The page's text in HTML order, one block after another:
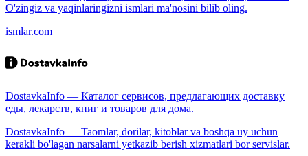
O'zingiz va yaqinlaringizni ismlari ma'nosini bilib oling.
ismlar.com
DostavkaInfo — Каталог сервисов, предлагающих доставку
еды, лекарств, книг и товаров для дома.
DostavkaInfo — Taomlar, dorilar, kitoblar va boshqa uy uchun
kerakli bo'lagan narsalarni yetkazib berish xizmatlari bor servislar.